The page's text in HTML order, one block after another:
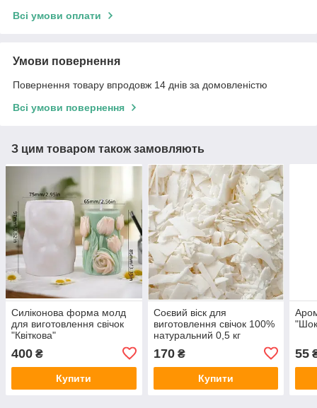
Всі умови оплати
Умови повернення
Повернення товару впродовж 14 днів за домовленістю
Всі умови повернення
З цим товаром також замовляють
Силіконова форма молд
для виготовлення свічок
"Квіткова"
400 ₴
Купити
Соєвий віск для
виготовлення свічок 100%
натуральний 0,5 кг
170₴
Купити
55